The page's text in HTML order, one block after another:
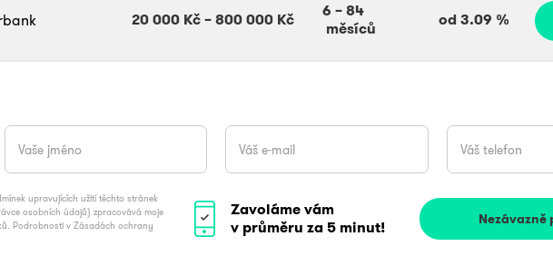
20 000 Kč – 800 000 Kč 6 – 84
měsíců
od 3.09 %
upravujících užití těchto stránek
osobních údajů) zpracovává moje
Podrobnosti v Zásadách ochrany
Zavoláme vám
v průměru za 5 minut!